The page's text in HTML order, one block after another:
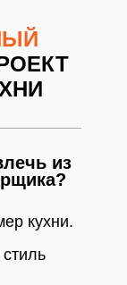
из
кухни.